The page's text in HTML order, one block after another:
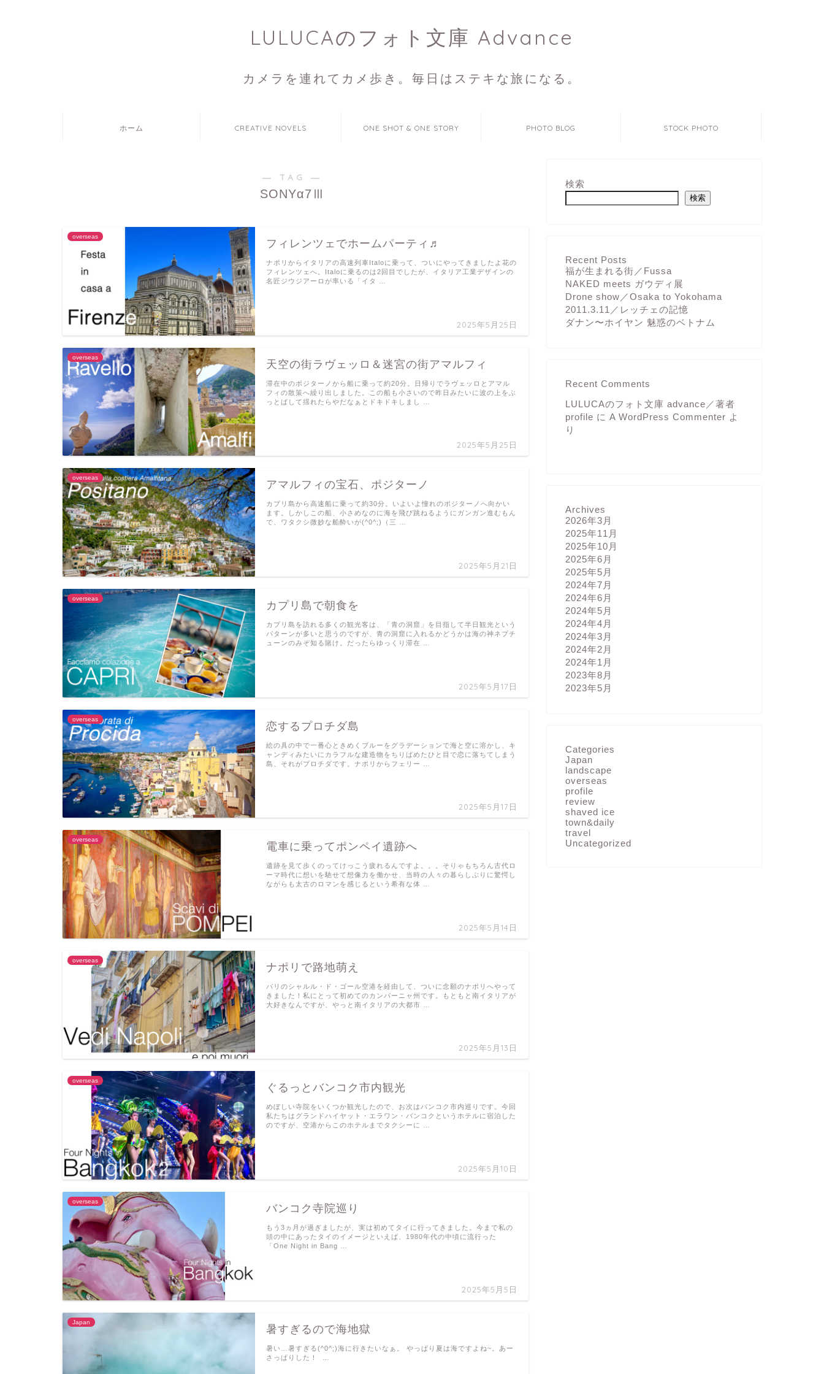
LULUCAのフォト文庫 Advance
カメラを連れてカメ歩き。毎日はステキな旅になる。
ホーム CREATIVE NOVELS ONE SHOT & ONE STORY PHOTO BLOG STOCK PHOTO
― TAG ―
SONYα7Ⅲ
overseas
フィレンツェでホームパーティ♬
2025年5月25日
ナポリからイタリアの高速列車Italoに乗って、ついにやってきましたよ花の
フィレンツェへ。Italoに乗るのは2回目でしたが、イタリア工業デザインの
名匠ジウジアーロが率いる「イタ …
overseas
天空の街ラヴェッロ＆迷宮の街アマルフィ
2025年5月25日
滞在中のポジターノから船に乗って約20分。日帰りでラヴェッロとアマル
フィの散策へ繰り出しました。この船も小さいので昨日みたいに波の上をぶ
っとばして揺れたらやだなぁとドキドキしまし …
overseas
アマルフィの宝石、ポジターノ
2025年5月21日
カプリ島から高速船に乗って約30分。いよいよ憧れのポジターノへ向かい
ます。しかしこの船、小さめなのに海を飛び跳ねるようにガンガン進むもん
で、ワタクシ微妙な船酔いが(^0^;)（三 …
overseas
カプリ島で朝食を
2025年5月17日
カプリ島を訪れる多くの観光客は、「青の洞窟」を目指して半日観光という
パターンが多いと思うのですが、青の洞窟に入れるかどうかは海の神ネプチ
ューンのみぞ知る賭け。だったらゆっくり滞在 …
overseas
恋するプロチダ島
2025年5月17日
絵の具の中で一番心ときめくブルーをグラデーションで海と空に溶かし、キ
ャンディみたいにカラフルな建造物をちりばめたひと目で恋に落ちてしまう
島、それがプロチダです。ナポリからフェリー …
overseas
電車に乗ってポンペイ遺跡へ
2025年5月14日
遺跡を見て歩くのってけっこう疲れるんですよ。。。そりゃもちろん古代ロ
ーマ時代に想いを馳せて想像力を働かせ、当時の人々の暮らしぶりに驚愕し
ながらも太古のロマンを感じるという希有な体 …
overseas
ナポリで路地萌え
2025年5月13日
パリのシャルル・ド・ゴール空港を経由して、ついに念願のナポリへやって
きました！私にとって初めてのカンパーニャ州です。もともと南イタリアが
大好きなんですが、やっと南イタリアの大都市 …
overseas
ぐるっとバンコク市内観光
2025年5月10日
めぼしい寺院をいくつか観光したので、お次はバンコク市内巡りです。今回
私たちはグランドハイヤット・エラワン・バンコクというホテルに宿泊した
のですが、空港からこのホテルまでタクシーに …
overseas
バンコク寺院巡り
2025年5月5日
もう3ヵ月が過ぎましたが、実は初めてタイに行ってきました。今まで私の
頭の中にあったタイのイメージといえば、1980年代の中頃に流行った
「One Night in Bang …
Japan
暑すぎるので海地獄
暑い…暑すぎる(^0^;)海に行きたいなぁ。 やっぱり夏は海ですよね~。あー
さっぱりした！ …
検索
検索
Recent Posts
福が生まれる街／Fussa
NAKED meets ガウディ展
Drone show／Osaka to Yokohama
2011.3.11／レッチェの記憶
ダナン〜ホイヤン 魅惑のベトナム
Recent Comments
LULUCAのフォト文庫 advance／著者
profile に A WordPress Commenter よ
り
Archives
2026年3月
2025年11月
2025年10月
2025年6月
2025年5月
2024年7月
2024年6月
2024年5月
2024年4月
2024年3月
2024年2月
2024年1月
2023年8月
2023年5月
Categories
Japan
landscape
overseas
profile
review
shaved ice
town&daily
travel
Uncategorized